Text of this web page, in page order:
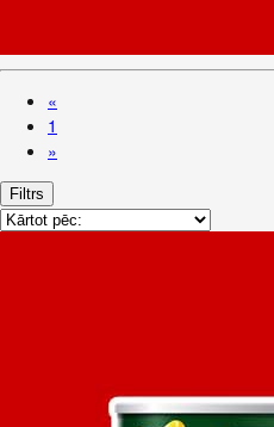
«
1
»
Filtrs